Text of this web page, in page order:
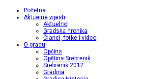
Početna
Aktuelne vijesti
Aktuelno
Gradska hronika
Članci, fotke i video
O gradu
Općina
Opština Srebrenik
Srebrenik 2012
Gradina